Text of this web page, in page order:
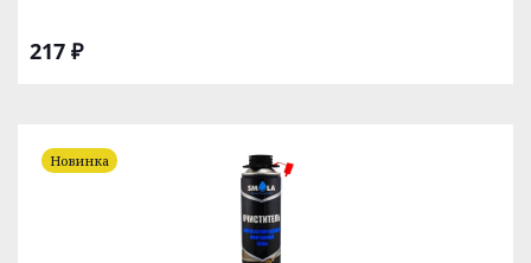
217 ₽
Новинка